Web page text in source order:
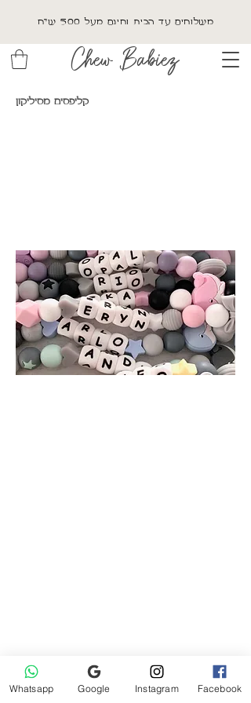
משלוחים עד הבית וחינם מעל 500 ש"ח
Chew Babiez
קליפסים מסיליקון
Whatsapp Google Instagram Facebook